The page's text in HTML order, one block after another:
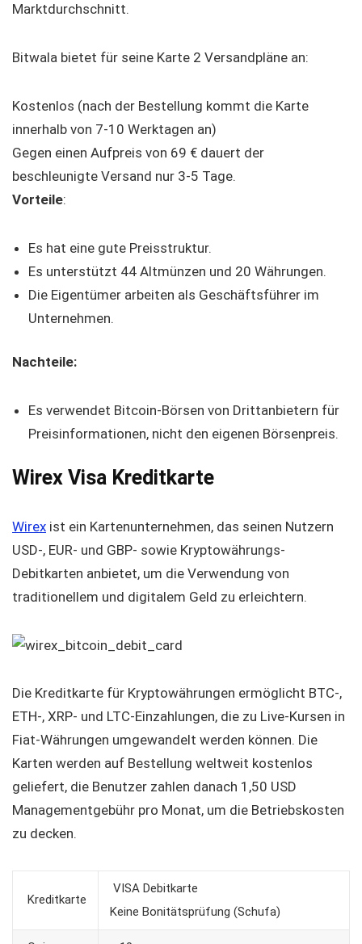
Marktdurchschnitt.
Bitwala bietet für seine Karte 2 Versandpläne an:
Kostenlos (nach der Bestellung kommt die Karte
innerhalb von 7-10 Werktagen an)
Gegen einen Aufpreis von 69 € dauert der
beschleunigte Versand nur 3-5 Tage.
Vorteile:
Es hat eine gute Preisstruktur.
Es unterstützt 44 Altmünzen und 20 Währungen.
Die Eigentümer arbeiten als Geschäftsführer im
Unternehmen.
Nachteile:
Es verwendet Bitcoin-Börsen von Drittanbietern für
Preisinformationen, nicht den eigenen Börsenpreis.
Wirex Visa Kreditkarte
Wirex ist ein Kartenunternehmen, das seinen Nutzern
USD-, EUR- und GBP- sowie Kryptowährungs-
Debitkarten anbietet, um die Verwendung von
traditionellem und digitalem Geld zu erleichtern.
Die Kreditkarte für Kryptowährungen ermöglicht BTC-,
ETH-, XRP- und LTC-Einzahlungen, die zu Live-Kursen in
Fiat-Währungen umgewandelt werden können. Die
Karten werden auf Bestellung weltweit kostenlos
geliefert, die Benutzer zahlen danach 1,50 USD
Managementgebühr pro Monat, um die Betriebskosten
zu decken.
Kreditkarte
VISA Debitkarte
Keine Bonitätsprüfung (Schufa)